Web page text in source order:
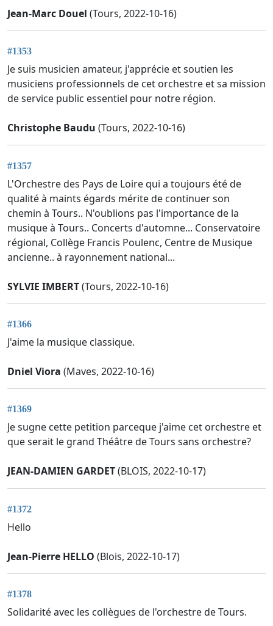
Jean-Marc Douel (Tours, 2022-10-16)
#1353
Je suis musicien amateur, j'apprécie et soutien les
musiciens professionnels de cet orchestre et sa mission
de service public essentiel pour notre région.
Christophe Baudu (Tours, 2022-10-16)
#1357
L'Orchestre des Pays de Loire qui a toujours été de
qualité à maints égards mérite de continuer son
chemin à Tours.. N'oublions pas l'importance de la
musique à Tours.. Concerts d'automne... Conservatoire
régional, Collège Francis Poulenc, Centre de Musique
ancienne.. à rayonnement national...
SYLVIE IMBERT(Tours, 2022-10-16)
#1366
J'aime la musique classique.
Dniel Viora (Maves, 2022-10-16)
#1369
Je sugne cette petition parceque j'aime cet orchestre et
que serait le grand Théâtre de Tours sans orchestre?
JEAN-DAMIEN GARDET(BLOIS, 2022-10-17)
#1372
Hello
Jean-Pierre HELLO (Blois, 2022-10-17)
#1378
Solidarité avec les collègues de l'orchestre de Tours.